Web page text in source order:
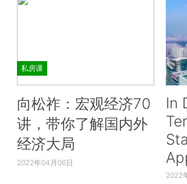
私房课
向松祚：宏观经济70
讲，带你了解国内外
经济大局
2022年04月06日
In
2022